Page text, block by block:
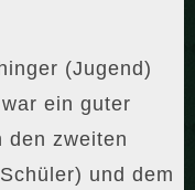
(Jugend)
ein guter
den zweiten
und dem